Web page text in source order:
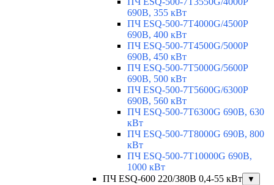
690В, 355 кВт
ПЧ ESQ-500-7T4000G/4500P
690В, 400 кВт
ПЧ ESQ-500-7T4500G/5000P
690В, 450 кВт
ПЧ ESQ-500-7T5000G/5600P
690В, 500 кВт
ПЧ ESQ-500-7T5600G/6300P
690В, 560 кВт
ПЧ ESQ-500-7T6300G 690В, 630
кВт
ПЧ ESQ-500-7T8000G 690В, 800
кВт
ПЧ ESQ-500-7T10000G 690В,
1000 кВт
ПЧ ESQ-600 220/380В 0,4-55 кВт
▼